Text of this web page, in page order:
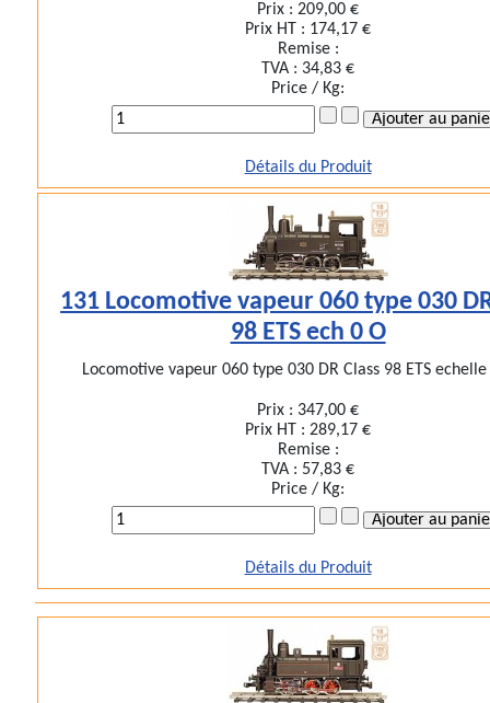
Prix :209,00 €
Prix HT : 174,17 €
Remise :
TVA : 34,83 €
Price / Kg:
Détails du Produit
131 Locomotive vapeur 060 type 030
98 ETS ech 0 O
Locomotive vapeur 060 type 030 DR Class 98 ETS
Prix : 347,00 €
Prix HT :289,17 €
Remise :
TVA : 57,83 €
Price / Kg:
Détails du Produit